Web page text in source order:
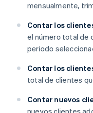
mensualmente,
Contar los
el número total de
periodo
Contar los
total de clientes
Contar nuevos